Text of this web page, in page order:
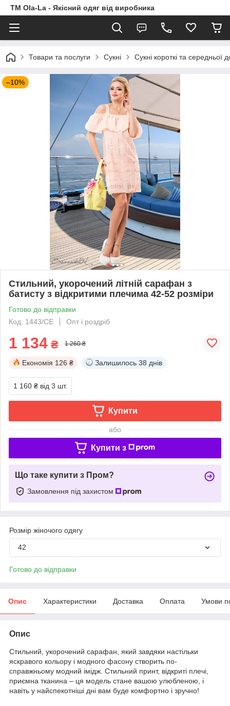
TM Ola-La - Якісний одяг від виробника
Товари та послуги Сукні Сукні короткі та середньої
–10%
Стильний, укорочений літній сарафан з
батисту з відкритими плечима 42-52 розміри
Готово до відправки
Код: 1443/СЕ
Опт і роздріб
1 134 ₴ 1 260 ₴
Економія 126 ₴ Залишилось 38 днів
1 160 ₴ від 3 шт.
Купити
або
Купити з
Що таке купити з Пром?
Замовлення під захистом
Розмір жіночого одягу
42
Готово до відправки
Опис Характеристики Доставка Оплата Умови
Опис
Стильний, укорочений сарафан, який завдяки настільки
яскравого кольору і модного фасону створить по-
справжньому модний імідж. Стильний принт, відкриті плечі,
приємна тканина – ця модель стане вашою улюбленою, і
навіть у найспекотніші дні вам буде комфортно і зручно!